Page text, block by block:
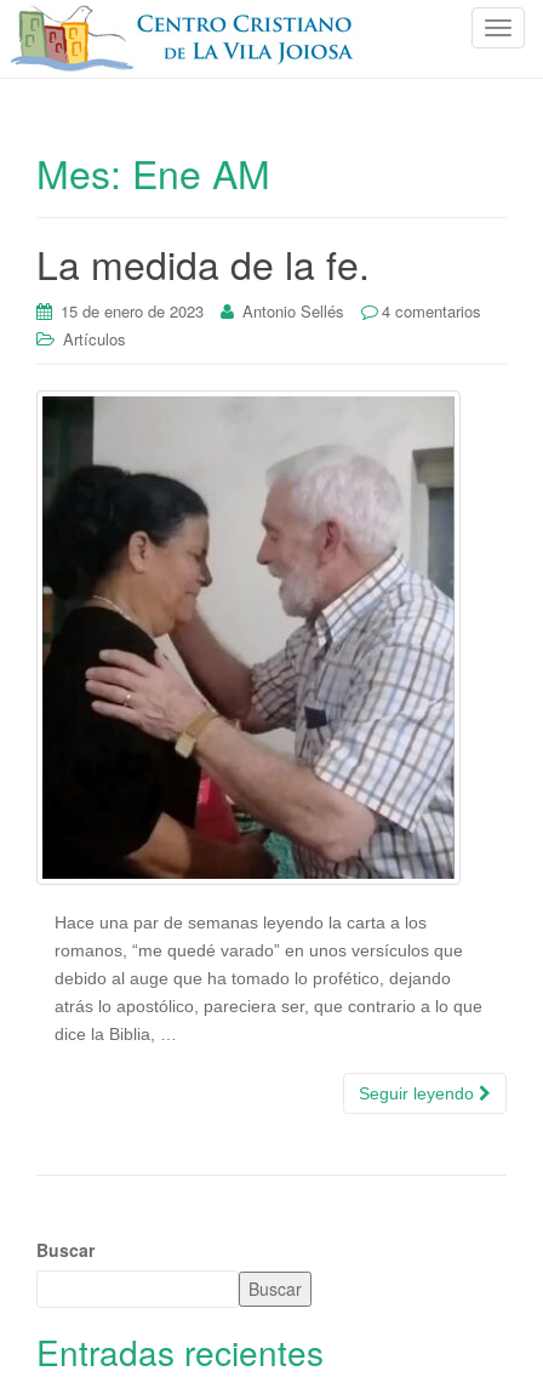
C
Mes: Ene AM
La medida de la fe.
15 de enero de 2023 Antonio Sellés
4 comentarios
Artículos
Hace una par de semanas leyendo la carta a los
romanos, “me quedé varado” en unos versículos que
debido al auge que ha tomado lo profético, dejando
atrás lo apostólico, pareciera ser, que contrario a lo que
dice la Biblia, …
Seguir leyendo
Buscar
Buscar
Entradas recientes